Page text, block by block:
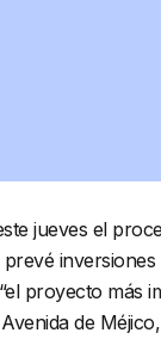
jueves el
proyecto más
de